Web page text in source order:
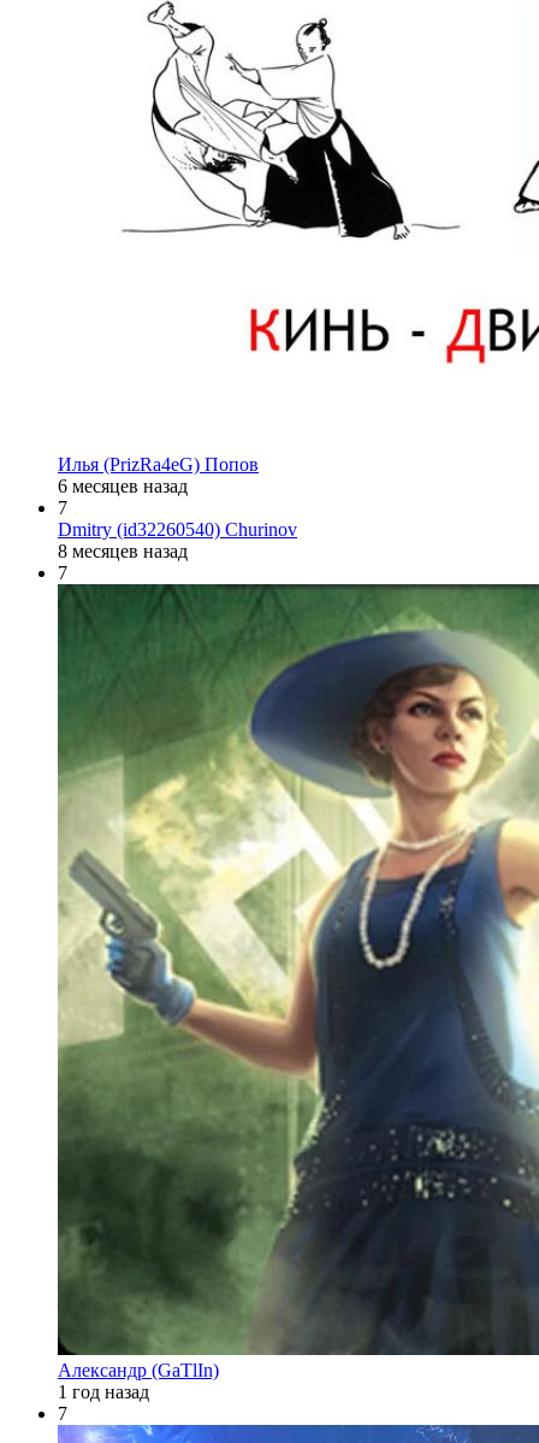
Илья (PrizRa4eG) Попов
6 месяцев назад
7
Dmitry (id32260540) Churinov
8 месяцев назад
7
Александр (GaTlIn)
1 год назад
7